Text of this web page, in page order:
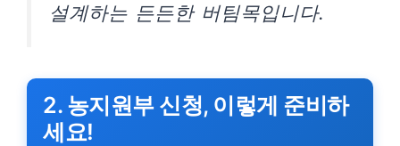
설계하는 든든한 버팀목입니다.
2. 농지원부 신청, 이렇게 준비하
세요!